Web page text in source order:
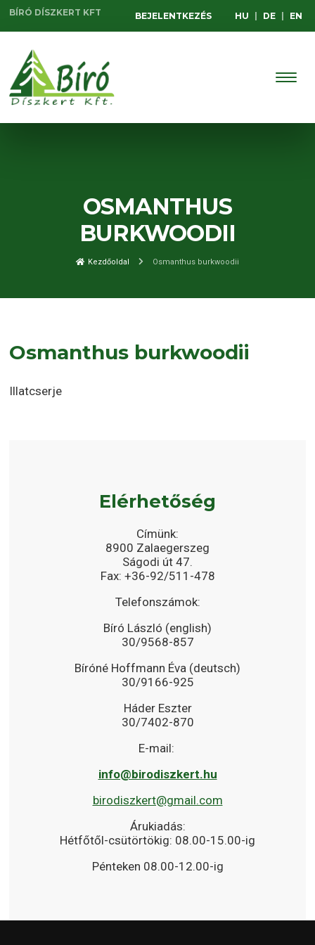
BÍRÓ DÍSZKERT KFT BEJELENTKEZÉS HU DE EN
OSMANTHUS
BURKWOODII
Kezdőoldal Osmanthus burkwoodii
Osmanthus burkwoodii
Illatcserje
Elérhetőség
Címünk:
8900 Zalaegerszeg
Ságodi út 47.
Fax: +36-92/511-478
Telefonszámok:
Bíró László (english)
30/9568-857
Bíróné Hoffmann Éva (deutsch)
30/9166-925
Háder Eszter
30/7402-870
E-mail:
info@birodiszkert.hu
birodiszkert@gmail.com
Árukiadás:
Hétfőtől-csütörtökig: 08.00-15.00-ig
Pénteken 08.00-12.00-ig